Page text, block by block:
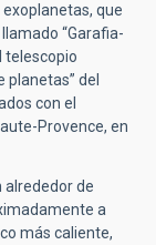
que
“Garafia-
telescopio
del
con el
Provence, en
alrededor de
a
más caliente,